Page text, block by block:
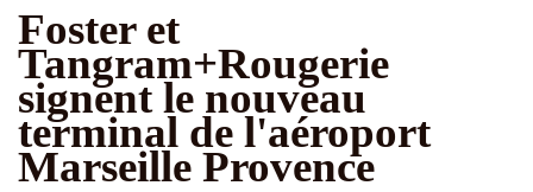
Foster et
Tangram+Rougerie
signent le nouveau
terminal de l'aéroport
Marseille Provence